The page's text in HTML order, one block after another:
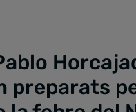
preparats